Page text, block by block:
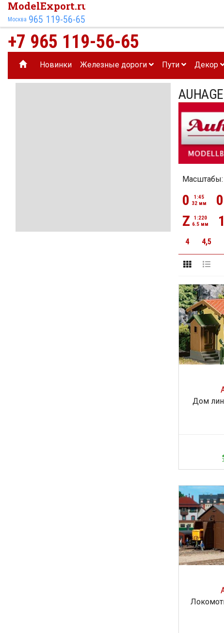
ModelExport.ru
Москва 965 119-56-65
+7 965 119-56-65
Новинки Железные дороги Пути Декор
Масштабы:
0
1:45
32 мм
0
Z
1:220
6.5 мм
4 4,5
Дом